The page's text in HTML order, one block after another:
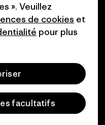
». Veuillez
de cookies et
pour plus
facultatifs